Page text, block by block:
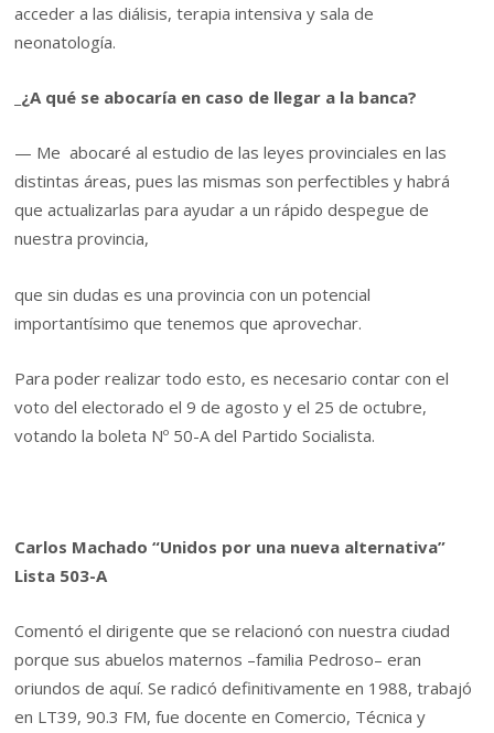
acceder a las diálisis, terapia intensiva y sala de
neonatología.
_¿A qué se abocaría en caso de llegar a la banca?
— Me abocaré al estudio de las leyes provinciales en las
distintas áreas, pues las mismas son perfectibles y habrá
que actualizarlas para ayudar a un rápido despegue de
nuestra provincia,
que sin dudas es una provincia con un potencial
importantísimo que tenemos que aprovechar.
Para poder realizar todo esto, es necesario contar con el
voto del electorado el 9 de agosto y el 25 de octubre,
votando la boleta Nº 50-A del Partido Socialista.
Carlos Machado “Unidos por una nueva alternativa”
Lista 503-A
Comentó el dirigente que se relacionó con nuestra ciudad
porque sus abuelos maternos –familia Pedroso– eran
oriundos de aquí. Se radicó definitivamente en 1988, trabajó
en LT39, 90.3 FM, fue docente en Comercio, Técnica y